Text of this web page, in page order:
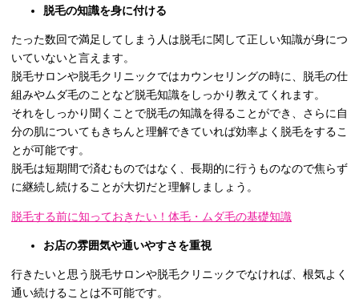
脱毛の知識を身に付ける
たった数回で満足してしまう人は脱毛に関して正しい知識が身につ
いていないと言えます。
脱毛サロンや脱毛クリニックではカウンセリングの時に、脱毛の仕
組みやムダ毛のことなど脱毛知識をしっかり教えてくれます。
それをしっかり聞くことで脱毛の知識を得ることができ、さらに自
分の肌についてもきちんと理解できていれば効率よく脱毛をするこ
とが可能です。
脱毛は短期間で済むものではなく、長期的に行うものなので焦らず
に継続し続けることが大切だと理解しましょう。
脱毛する前に知っておきたい！体毛・ムダ毛の基礎知識
お店の雰囲気や通いやすさを重視
行きたいと思う脱毛サロンや脱毛クリニックでなければ、根気よく
通い続けることは不可能です。